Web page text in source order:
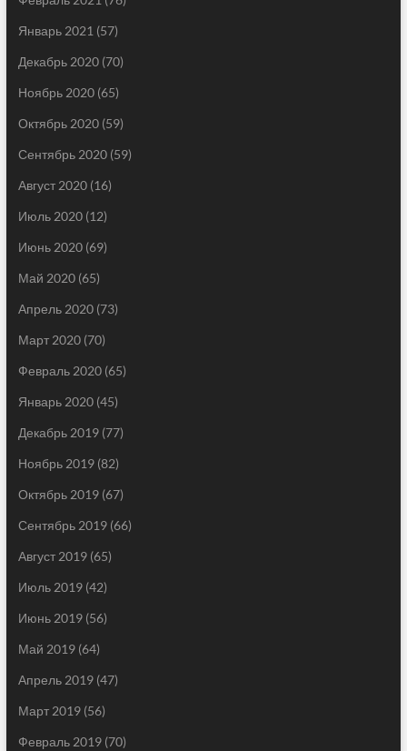
Январь 2021 (57)
Декабрь 2020(70)
Ноябрь 2020(65)
Октябрь 2020(59)
Сентябрь 2020(59)
Август 2020(16)
Июль 2020(12)
Июнь 2020(69)
Май 2020(65)
Апрель 2020(73)
Март 2020(70)
Февраль 2020(65)
Январь 2020(45)
Декабрь 2019(77)
Ноябрь 2019(82)
Октябрь 2019(67)
Сентябрь 2019(66)
Август 2019(65)
Июль 2019(42)
Июнь 2019(56)
Май 2019(64)
Апрель 2019(47)
Март 2019(56)
Февраль 2019(70)